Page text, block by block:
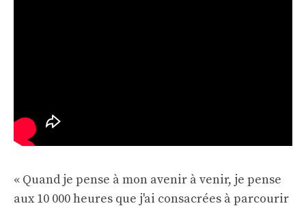
« Quand je pense à mon avenir à venir, je pense
aux 10 000 heures que j'ai consacrées à parcourir